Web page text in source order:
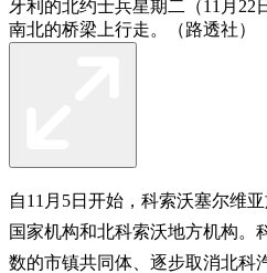
牙利的北约士兵星期二（11月22
南北的桥梁上行走。（路透社）
自11月5日开始，科索沃塞尔维
国家机构和北科索沃地方机构。
数的市镇共同体、逐步取消北科